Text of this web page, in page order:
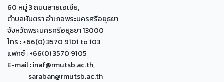
60 หมู่ 3 ถนนสายเอเซีย,
ตำบลหันตรา อำเภอพระนครศรีอยุธยา
จังหวัดพระนครศรีอยุธยา 13000
โทร : +66(0) 3570 9101 to 103
แฟกซ์ : +66(0) 3570 9105
E-mail : inaf@rmutsb.ac.th,
saraban@rmutsb.ac.th